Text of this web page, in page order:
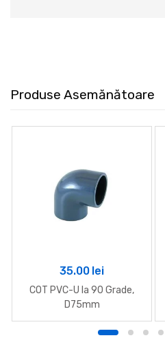
Produse Asemănătoare
35.00 lei
COT PVC-U la 90 Grade,
D75mm